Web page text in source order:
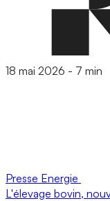
18 mai 2026 - 7 min
Presse Energie
L'élevage bovin,